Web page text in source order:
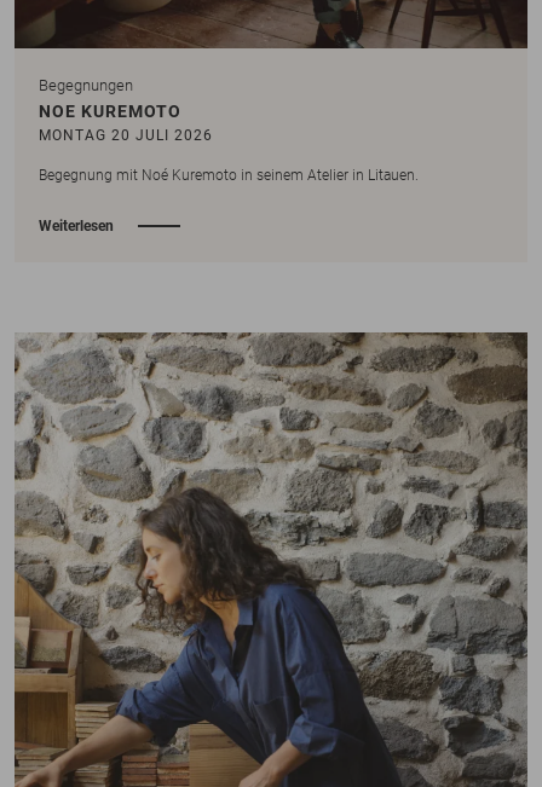
Begegnungen
NOE KUREMOTO
MONTAG 20 JULI 2026
Begegnung mit Noé Kuremoto in seinem Atelier in Litauen.
Weiterlesen